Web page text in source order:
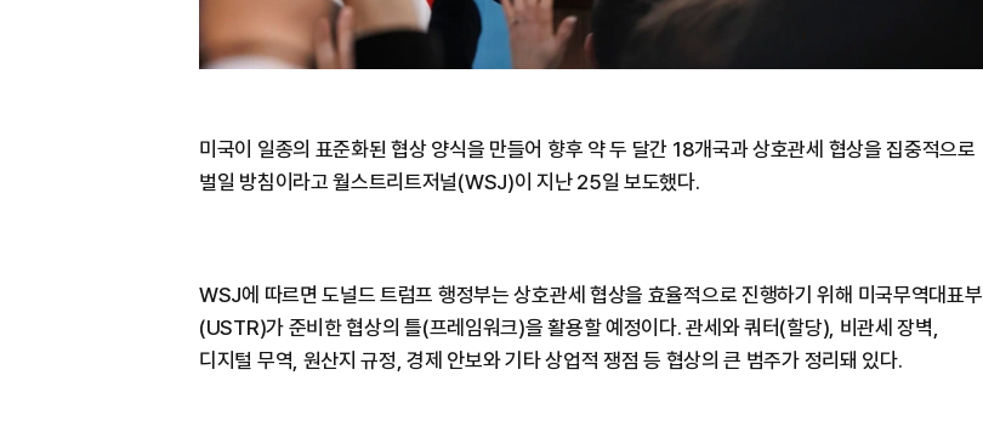
미국이 일종의 표준화된 협상 양식을 만들어 향후 약 두 달간 18개국과 상호관세 협상을 집중적으로
벌일 방침이라고 월스트리트저널(WSJ)이 지난 25일 보도했다.
WSJ에 따르면 도널드 트럼프 행정부는 상호관세 협상을 효율적으로 진행하기 위해 미국무역대표부
(USTR)가 준비한 협상의 틀(프레임워크)을 활용할 예정이다. 관세와 쿼터(할당), 비관세 장벽,
디지털 무역, 원산지 규정, 경제 안보와 기타 상업적 쟁점 등 협상의 큰 범주가 정리돼 있다.